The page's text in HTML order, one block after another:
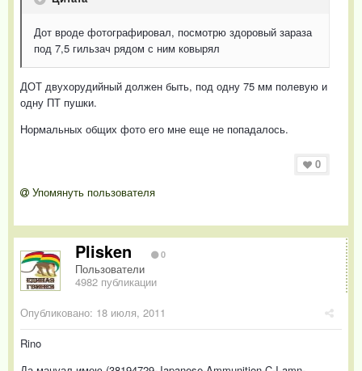
Дот вроде фотографировал, посмотрю здоровый зараза
под 7,5 гильзач рядом с ним ковырял
ДОТ двухорудийный должен быть, под одну 75 мм полевую и
одну ПТ пушки.
Нормальных общих фото его мне еще не попадалось.
0
Упомянуть пользователя
Plisken 0
Пользователи
4982 публикации
Опубликовано: 18 июля, 2011
Rino